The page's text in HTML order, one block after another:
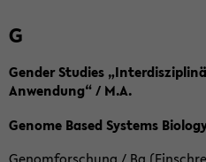
G
Gender Studies
Anwendung“ / M.A.
Genome Based Systems